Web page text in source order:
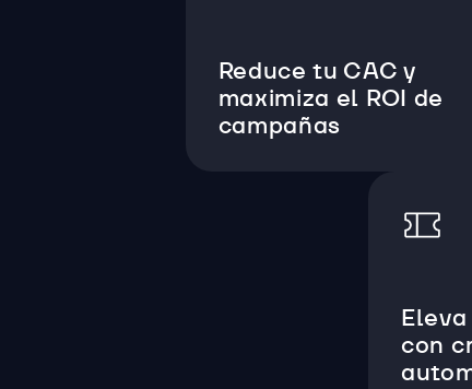
Reduce tu CAC y
maximiza el ROI de
campañas
con